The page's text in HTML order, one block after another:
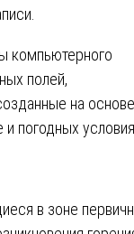
компьютерного
полей,
на основе
погодных
в зоне